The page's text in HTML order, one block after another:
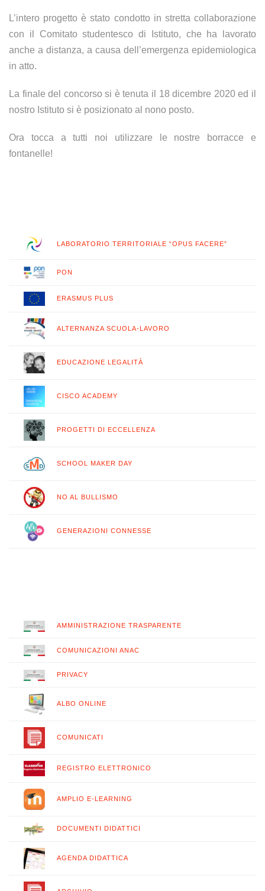
L’intero progetto è stato condotto in stretta collaborazione
con il Comitato studentesco di Istituto, che ha lavorato
anche a distanza, a causa dell’emergenza epidemiologica
in atto.
La finale del concorso si è tenuta il 18 dicembre 2020 ed il
nostro Istituto si è posizionato al nono posto.
Ora tocca a tutti noi utilizzare le nostre borracce e
fontanelle!
LABORATORIO TERRITORIALE “OPUS FACERE”
PON
ERASMUS PLUS
ALTERNANZA SCUOLA-LAVORO
EDUCAZIONE LEGALITÀ
CISCO ACADEMY
PROGETTI DI ECCELLENZA
SCHOOL MAKER DAY
NO AL BULLISMO
GENERAZIONI CONNESSE
AMMINISTRAZIONE TRASPARENTE
COMUNICAZIONI ANAC
PRIVACY
ALBO ONLINE
COMUNICATI
REGISTRO ELETTRONICO
AMPLIO E-LEARNING
DOCUMENTI DIDATTICI
AGENDA DIDATTICA